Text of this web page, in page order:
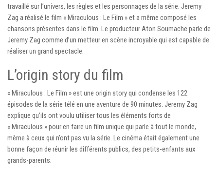
travaillé sur l’univers, les règles et les personnages de la série. Jeremy
Zag a réalisé le film « Miraculous : Le Film » et a même composé les
chansons présentes dans le film. Le producteur Aton Soumache parle de
Jeremy Zag comme d’un metteur en scène incroyable qui est capable de
réaliser un grand spectacle.
L’origin story du film
« Miraculous : Le Film » est une origin story qui condense les 122
épisodes de la série télé en une aventure de 90 minutes. Jeremy Zag
explique qu’ils ont voulu utiliser tous les éléments forts de
« Miraculous » pour en faire un film unique qui parle à tout le monde,
même à ceux qui n’ont pas vu la série. Le cinéma était également une
bonne façon de réunir les différents publics, des petits-enfants aux
grands-parents.